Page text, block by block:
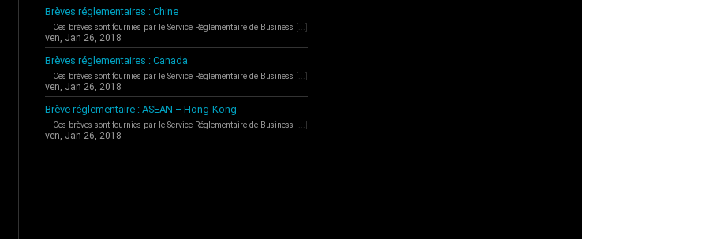
Brèves réglementaires : Chine
Ces brèves sont fournies par le Service Réglementaire de Business [...]
ven, Jan 26, 2018
Brèves réglementaires : Canada
Ces brèves sont fournies par le Service Réglementaire de Business [...]
ven, Jan 26, 2018
Brève réglementaire : ASEAN – Hong-Kong
Ces brèves sont fournies par le Service Réglementaire de Business [...]
ven, Jan 26, 2018